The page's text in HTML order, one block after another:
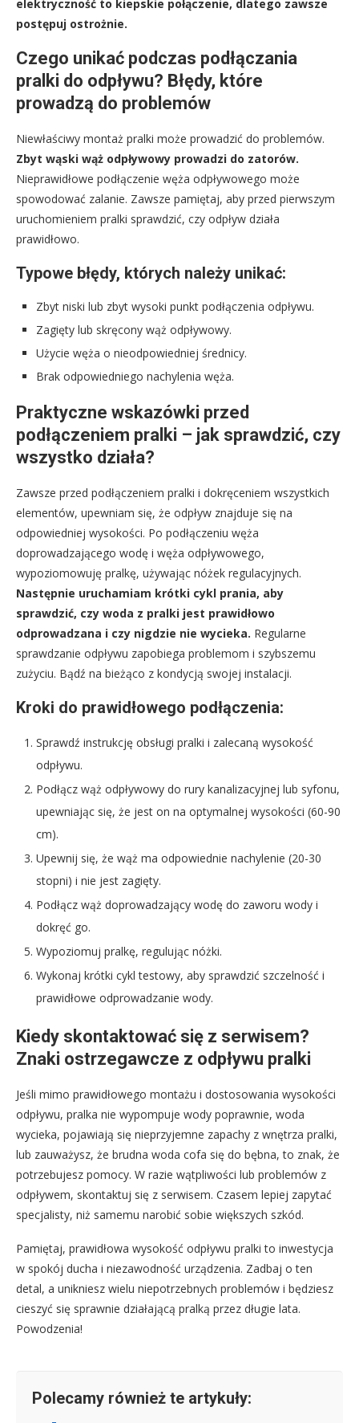
elektryczność to kiepskie połączenie, dlatego zawsze
postępuj ostrożnie.
Czego unikać podczas podłączania
pralki do odpływu? Błędy, które
prowadzą do problemów
Niewłaściwy montaż pralki może prowadzić do problemów.
Zbyt wąski wąż odpływowy prowadzi do zatorów.
Nieprawidłowe podłączenie węża odpływowego może
spowodować zalanie. Zawsze pamiętaj, aby przed pierwszym
uruchomieniem pralki sprawdzić, czy odpływ działa
prawidłowo.
Typowe błędy, których należy unikać:
Zbyt niski lub zbyt wysoki punkt podłączenia odpływu.
Zagięty lub skręcony wąż odpływowy.
Użycie węża o nieodpowiedniej średnicy.
Brak odpowiedniego nachylenia węża.
Praktyczne wskazówki przed
podłączeniem pralki – jak sprawdzić, czy
wszystko działa?
Zawsze przed podłączeniem pralki i dokręceniem wszystkich
elementów, upewniam się, że odpływ znajduje się na
odpowiedniej wysokości. Po podłączeniu węża
doprowadzającego wodę i węża odpływowego,
wypoziomowuję pralkę, używając nóżek regulacyjnych.
Następnie uruchamiam krótki cykl prania, aby
sprawdzić, czy woda z pralki jest prawidłowo
odprowadzana i czy nigdzie nie wycieka. Regularne
sprawdzanie odpływu zapobiega problemom i szybszemu
zużyciu. Bądź na bieżąco z kondycją swojej instalacji.
Kroki do prawidłowego podłączenia:
Sprawdź instrukcję obsługi pralki i zalecaną wysokość
odpływu.
Podłącz wąż odpływowy do rury kanalizacyjnej lub syfonu,
upewniając się, że jest on na optymalnej wysokości (60-90
cm).
Upewnij się, że wąż ma odpowiednie nachylenie (20-30
stopni) i nie jest zagięty.
Podłącz wąż doprowadzający wodę do zaworu wody i
dokręć go.
Wypoziomuj pralkę, regulując nóżki.
Wykonaj krótki cykl testowy, aby sprawdzić szczelność i
prawidłowe odprowadzanie wody.
Kiedy skontaktować się z serwisem?
Znaki ostrzegawcze z odpływu pralki
Jeśli mimo prawidłowego montażu i dostosowania wysokości
odpływu, pralka nie wypompuje wody poprawnie, woda
wycieka, pojawiają się nieprzyjemne zapachy z wnętrza pralki,
lub zauważysz, że brudna woda cofa się do bębna, to znak, że
potrzebujesz pomocy. W razie wątpliwości lub problemów z
odpływem, skontaktuj się z serwisem. Czasem lepiej zapytać
specjalisty, niż samemu narobić sobie większych szkód.
Pamiętaj, prawidłowa wysokość odpływu pralki to inwestycja
w spokój ducha i niezawodność urządzenia. Zadbaj o ten
detal, a unikniesz wielu niepotrzebnych problemów i będziesz
cieszyć się sprawnie działającą pralką przez długie lata.
Powodzenia!
Polecamy również te artykuły: